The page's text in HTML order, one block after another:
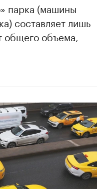
парка (машины
составляет лишь
общего объема,